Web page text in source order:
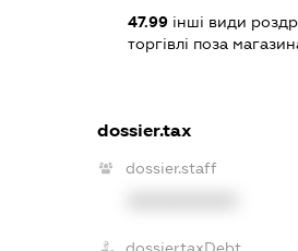
47.99 інші види
торгівлі поза
dossier.tax
dossier.staff
dossier.taxDebt